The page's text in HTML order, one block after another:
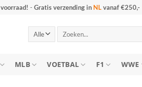
- Gratis verzending in NLvanaf €250,-
Zoeken
MLB VOETBAL F1 WWE